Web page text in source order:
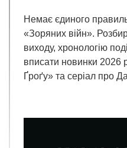
Немає єдиного
«Зоряних війн».
виходу, хронологію
вписати новинки 2026
Ґроґу» та серіал про